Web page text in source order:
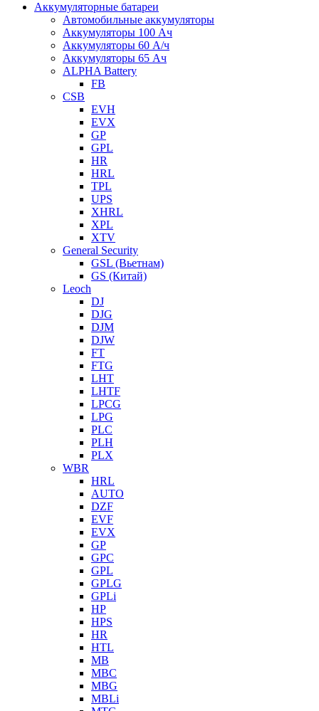
Аккумуляторные батареи
Автомобильные аккумуляторы
Аккумуляторы 100 Ач
Аккумуляторы 60 А/ч
Аккумуляторы 65 Ач
ALPHA Battery
FB
CSB
EVH
EVX
GP
GPL
HR
HRL
TPL
UPS
XHRL
XPL
XTV
General Security
GSL (Вьетнам)
GS (Китай)
Leoch
DJ
DJG
DJM
DJW
FT
FTG
LHT
LHTF
LPCG
LPG
PLC
PLH
PLX
WBR
HRL
AUTO
DZF
EVF
EVX
GP
GPC
GPL
GPLG
GPLi
HP
HPS
HR
HTL
MB
MBC
MBG
MBLi